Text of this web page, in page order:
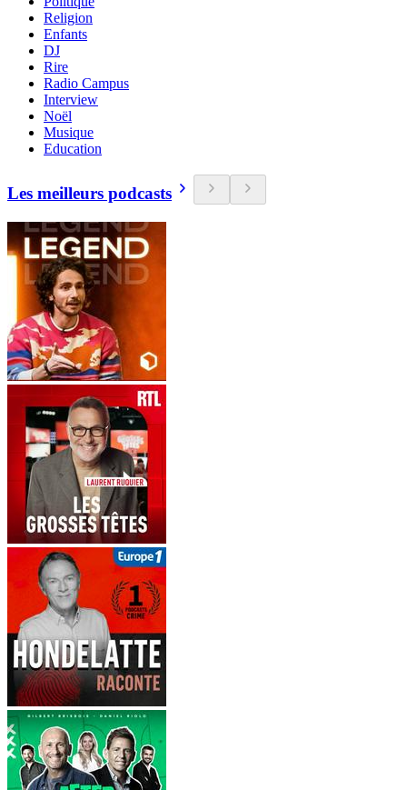
Religion
Enfants
DJ
Rire
Radio Campus
Interview
Noël
Musique
Education
Les meilleurs podcasts